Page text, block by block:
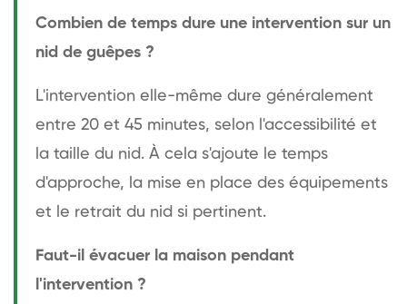
Combien de temps dure une intervention sur un
nid de guêpes ?
L'intervention elle-même dure généralement
entre 20 et 45 minutes, selon l'accessibilité et
la taille du nid. À cela s'ajoute le temps
d'approche, la mise en place des équipements
et le retrait du nid si pertinent.
Faut-il évacuer la maison pendant
l'intervention ?